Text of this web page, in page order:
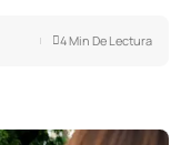
4 Min De Lectura